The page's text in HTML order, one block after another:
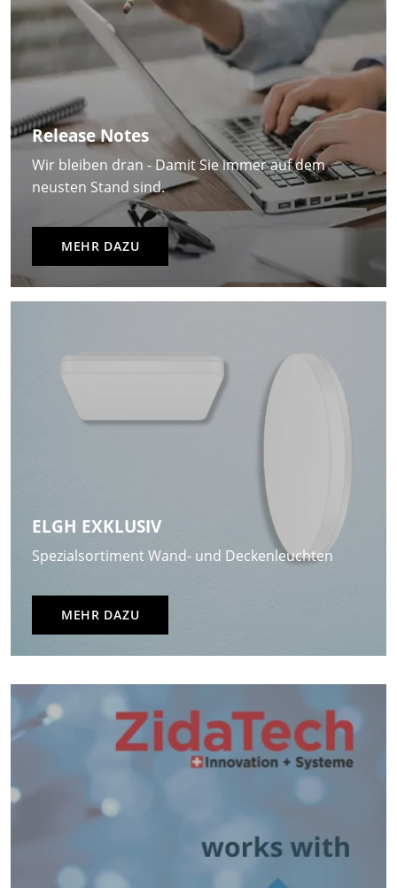
Release Notes
Wir bleiben dran - Damit Sie immer auf dem
neusten Stand sind.
MEHR DAZU
ELGH EXKLUSIV
Spezialsortiment Wand- und Deckenleuchten
MEHR DAZU